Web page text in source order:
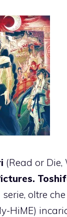
(Read or
oltre
HiME)